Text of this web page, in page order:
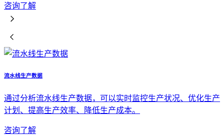
咨询了解
流水线生产数据
通过分析流水线生产数据，可以实时监控生产状况、优化生产
计划、提高生产效率、降低生产成本。
咨询了解